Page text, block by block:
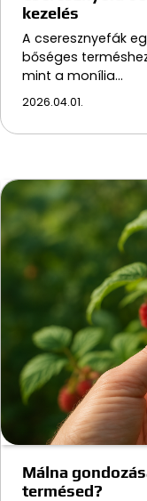
kezelés
A cseresznyefák
bőséges
mint a monília…
2026.04.01.
Málna
termésed?